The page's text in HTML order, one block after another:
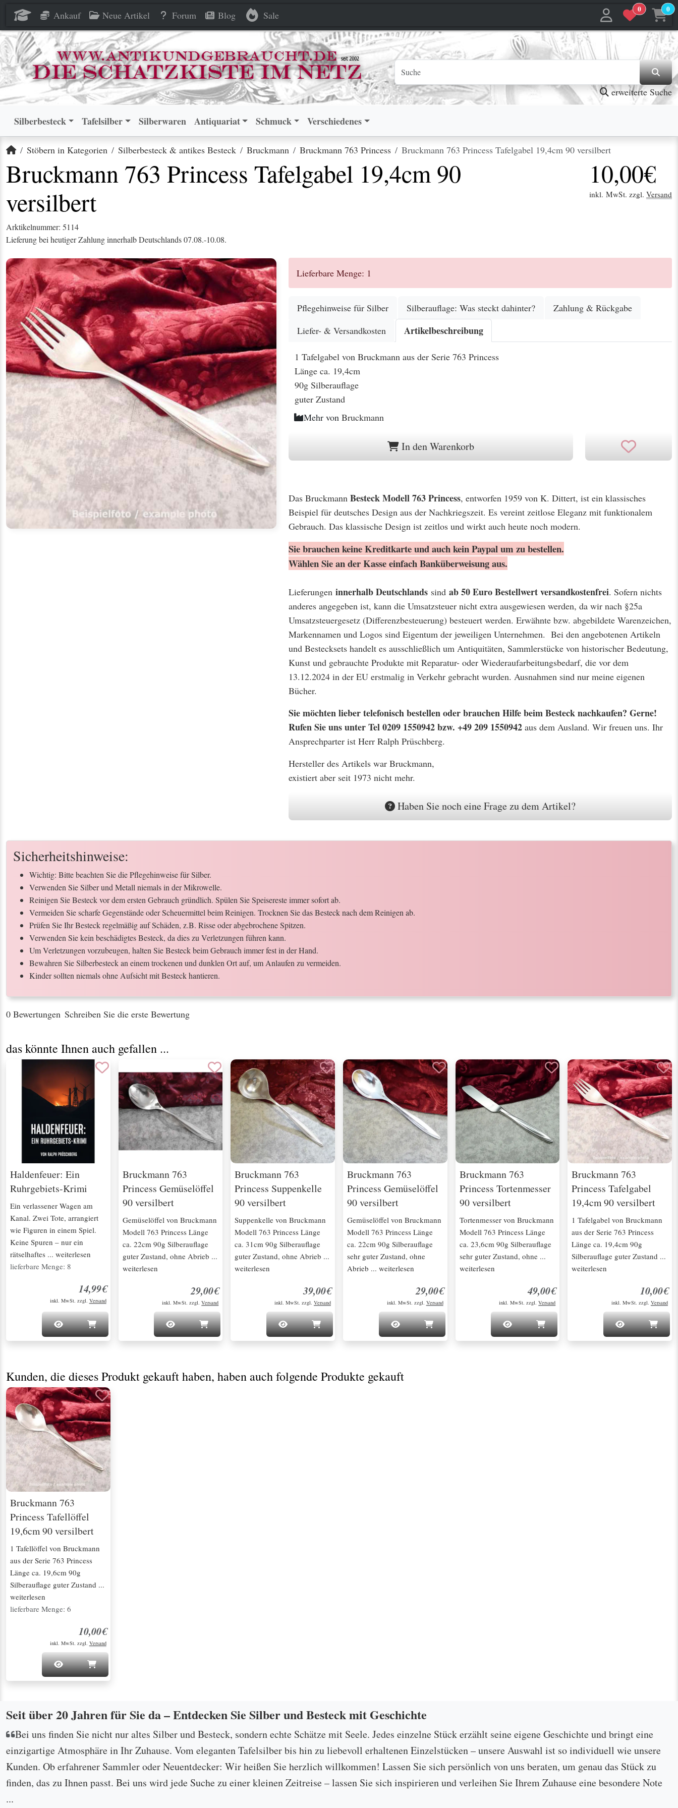
Ankauf Neue Artikel Forum Blog Sale
0 0
erweiterte Suche
Silberbesteck Tafelsilber Silberwaren Antiquariat Schmuck Verschiedenes
Startseite
Stöbern in Kategorien Silberbesteck & antikes Besteck Bruckmann Bruckmann 763 Princess Bruckmann 763 Princess Tafelgabel 19,4cm 90 versilbert
Bruckmann 763 Princess Tafelgabel 19,4cm 90
versilbert
10,00€
inkl. MwSt. zzgl. Versand
Arktikelnummer: 5114
Lieferung bei heutiger Zahlung innerhalb Deutschlands 07.08.-10.08.
Lieferbare Menge: 1
Pflegehinweise für Silber Silberauflage: Was steckt dahinter?
Zahlung & Rückgabe
Liefer- & Versandkosten
Artikelbeschreibung
1 Tafelgabel von Bruckmann aus der Serie 763 Princess
Länge ca. 19,4cm
90g Silberauflage
guter Zustand
Mehr von Bruckmann
In den Warenkorb
Das Bruckmann Besteck Modell 763 Princess, entworfen 1959 von K. Dittert, ist ein klassisches
Beispiel für deutsches Design aus der Nachkriegszeit. Es vereint zeitlose Eleganz mit funktionalem
Gebrauch. Das klassische Design ist zeitlos und wirkt auch heute noch modern.
Sie brauchen keine Kreditkarte und auch kein Paypal um zu bestellen.
Wählen Sie an der Kasse einfach Banküberweisung aus.
Lieferungen innerhalb Deutschlands sind ab 50 Euro Bestellwertversandkostenfrei. Sofern nichts
anderes angegeben ist, kann die Umsatzsteuer nicht extra ausgewiesen werden, da wir nach §25a
Umsatzsteuergesetz (Differenzbesteuerung) besteuert werden. Erwähnte bzw. abgebildete Warenzeichen,
Markennamen und Logos sind Eigentum der jeweiligen Unternehmen. Bei den angebotenen Artikeln
und Bestecksets handelt es ausschließlich um Antiquitäten, Sammlerstücke von historischer Bedeutung,
Kunst und gebrauchte Produkte mit Reparatur- oder Wiederaufarbeitungsbedarf, die vor dem
13.12.2024 in der EU erstmalig in Verkehr gebracht wurden. Ausnahmen sind nur meine eigenen
Bücher.
Sie möchten lieber telefonisch bestellen oder brauchen Hilfe beim Besteck nachkaufen? Gerne!
Rufen Sie uns unter Tel 0209 1550942 bzw. +49 209 1550942 aus dem Ausland. Wir freuen uns. Ihr
Ansprechparter ist Herr Ralph Prüschberg.
Hersteller des Artikels war Bruckmann,
existiert aber seit 1973 nicht mehr.
Haben Sie noch eine Frage zu dem Artikel?
Sicherheitshinweise:
Wichtig: Bitte beachten Sie die Pflegehinweise für Silber.
Verwenden Sie Silber und Metall niemals in der Mikrowelle.
Reinigen Sie Besteck vor dem ersten Gebrauch gründlich. Spülen Sie Speisereste immer sofort ab.
Vermeiden Sie scharfe Gegenstände oder Scheuermittel beim Reinigen. Trocknen Sie das Besteck nach dem Reinigen ab.
Prüfen Sie Ihr Besteck regelmäßig auf Schäden, z.B. Risse oder abgebrochene Spitzen.
Verwenden Sie kein beschädigtes Besteck, da dies zu Verletzungen führen kann.
Um Verletzungen vorzubeugen, halten Sie Besteck beim Gebrauch immer fest in der Hand.
Bewahren Sie Silberbesteck an einem trockenen und dunklen Ort auf, um Anlaufen zu vermeiden.
Kinder sollten niemals ohne Aufsicht mit Besteck hantieren.
0 Bewertungen Schreiben Sie die erste Bewertung
Bruckmann 763 Princess Tafelgabel 19,4cm 90 versilbert jetzt in den Warenkorb
Bruckmann 763 Princess Tafelgabel 19,4cm 90 versilbert jetzt in den Warenkorb
das könnte Ihnen auch gefallen ...
Haldenfeuer: Ein
Ruhrgebiets-Krimi
Ein verlassener Wagen am
Kanal. Zwei Tote, arrangiert
wie Figuren in einem Spiel.
Keine Spuren – nur ein
rätselhaftes ... weiterlesen
lieferbare Menge: 8
14,99€
inkl. MwSt. zzgl. Versand
Bruckmann 763
Princess Gemüselöffel
90 versilbert
Gemüselöffel von Bruckmann
Modell 763 Princess Länge
ca. 22cm 90g Silberauflage
guter Zustand, ohne Abrieb ...
weiterlesen
29,00€
inkl. MwSt. zzgl.Versand
Bruckmann 763
Princess Suppenkelle
90 versilbert
Suppenkelle von Bruckmann
Modell 763 Princess Länge
ca. 31cm 90g Silberauflage
guter Zustand, ohne Abrieb ...
weiterlesen
39,00€
inkl. MwSt. zzgl. Versand
Bruckmann 763
Princess Gemüselöffel
90 versilbert
Gemüselöffel von Bruckmann
Modell 763 Princess Länge
ca. 22cm 90g Silberauflage
sehr guter Zustand, ohne
Abrieb ... weiterlesen
29,00€
inkl. MwSt. zzgl. Versand
Bruckmann 763
Princess Tortenmesser
90 versilbert
Tortenmesser von Bruckmann
Modell 763 Princess Länge
ca. 23,6cm 90g Silberauflage
sehr guter Zustand, ohne ...
weiterlesen
49,00€
inkl. MwSt. zzgl.Versand
Bruckmann 763
Princess Tafelgabel
19,4cm 90 versilbert
1 Tafelgabel von Bruckmann
aus der Serie 763 Princess
Länge ca. 19,4cm 90g
Silberauflage guter Zustand ...
weiterlesen
10,00€
inkl. MwSt. zzgl. Versand
Kunden, die dieses Produkt gekauft haben, haben auch folgende Produkte gekauft
Bruckmann 763
Princess Tafellöffel
19,6cm 90 versilbert
1 Tafellöffel von Bruckmann
aus der Serie 763 Princess
Länge ca. 19,6cm 90g
Silberauflage guter Zustand ...
weiterlesen
lieferbare Menge: 6
10,00€
inkl. MwSt. zzgl. Versand
Seit über 20 Jahren für Sie da – Entdecken Sie Silber und Besteck mit Geschichte
Bei uns finden Sie nicht nur altes Silber und Besteck, sondern echte Schätze mit Seele. Jedes einzelne Stück erzählt seine eigene Geschichte und bringt eine
einzigartige Atmosphäre in Ihr Zuhause. Vom eleganten Tafelsilber bis hin zu liebevoll erhaltenen Einzelstücken – unsere Auswahl ist so individuell wie unsere
Kunden. Ob erfahrener Sammler oder Neuentdecker: Wir heißen Sie herzlich willkommen! Lassen Sie sich persönlich von uns beraten, um genau das Stück zu
finden, das zu Ihnen passt. Bei uns wird jede Suche zu einer kleinen Zeitreise – lassen Sie sich inspirieren und verleihen Sie Ihrem Zuhause eine besondere Note
...